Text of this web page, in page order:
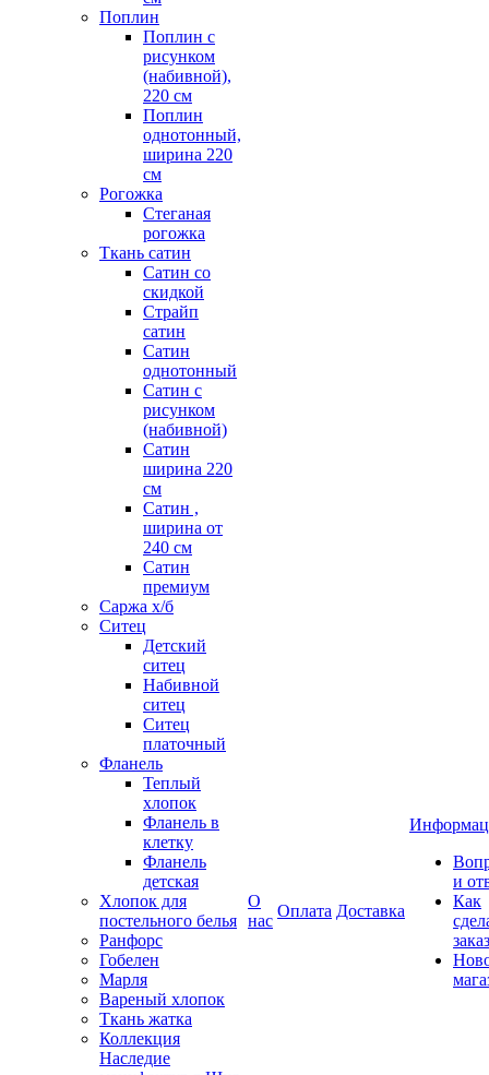
Поплин
Поплин с
рисунком
(набивной),
220 см
Поплин
однотонный,
ширина 220
см
Рогожка
Стеганая
рогожка
Ткань сатин
Сатин со
скидкой
Страйп
сатин
Сатин
однотонный
Сатин с
рисунком
(набивной)
Сатин
ширина 220
см
Сатин ,
ширина от
240 см
Сатин
премиум
Саржа х/б
Ситец
Детский
ситец
Набивной
ситец
Ситец
платочный
Фланель
Теплый
хлопок
Фланель в
клетку
Фланель
детская
Хлопок для
постельного белья
Ранфорс
Гобелен
Марля
Вареный хлопок
Ткань жатка
Коллекция
Наследие
О
нас
Оплата Доставка
и
Как
заказ